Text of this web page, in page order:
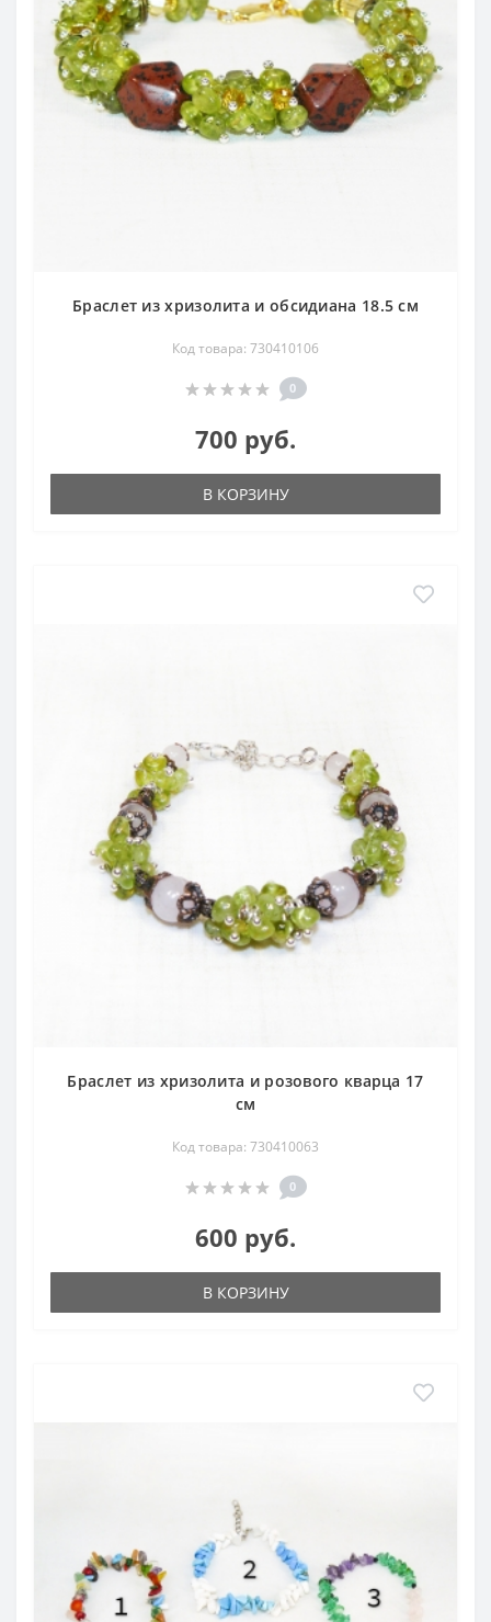
Браслет из хризолита и обсидиана 18.5 см
Код товара: 730410106
0
700 руб.
В КОРЗИНУ
Браслет из хризолита и розового кварца 17
см
Код товара: 730410063
0
600 руб.
В КОРЗИНУ